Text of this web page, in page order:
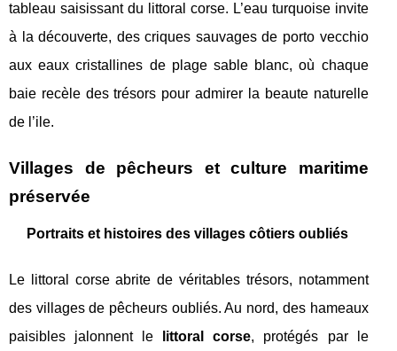
tableau saisissant du littoral corse. L’eau turquoise invite
à la découverte, des criques sauvages de porto vecchio
aux eaux cristallines de plage sable blanc, où chaque
baie recèle des trésors pour admirer la beaute naturelle
de l’ile.
Villages de pêcheurs et culture maritime
préservée
Portraits et histoires des villages côtiers oubliés
Le littoral corse abrite de véritables trésors, notamment
des villages de pêcheurs oubliés. Au nord, des hameaux
paisibles jalonnent le
littoral corse, protégés par le